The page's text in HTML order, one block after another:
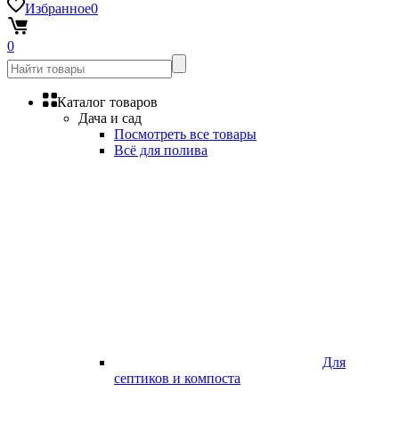
Избранное0
0
Каталог товаров
Дача и сад
Посмотреть все товары
Всё для полива
Для
септиков и компоста